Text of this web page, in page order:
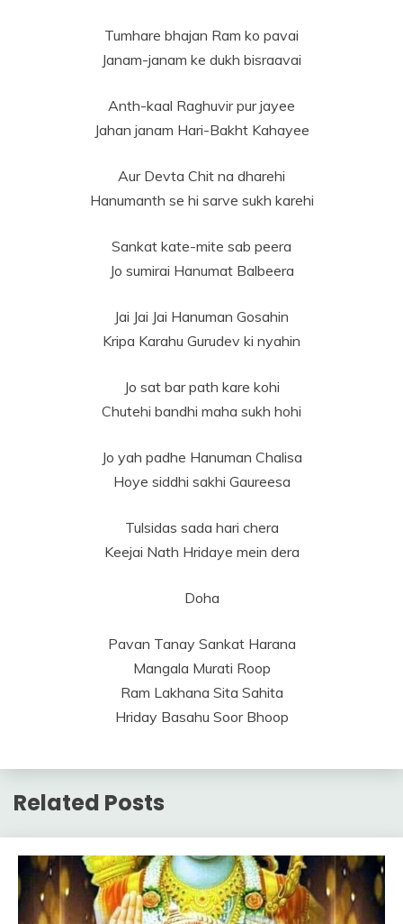
Tumhare bhajan Ram ko pavai
Janam-janam ke dukh bisraavai
Anth-kaal Raghuvir pur jayee
Jahan janam Hari-Bakht Kahayee
Aur Devta Chit na dharehi
Hanumanth se hi sarve sukh karehi
Sankat kate-mite sab peera
Jo sumirai Hanumat Balbeera
Jai Jai Jai Hanuman Gosahin
Kripa Karahu Gurudev ki nyahin
Jo sat bar path kare kohi
Chutehi bandhi maha sukh hohi
Jo yah padhe Hanuman Chalisa
Hoye siddhi sakhi Gaureesa
Tulsidas sada hari chera
Keejai Nath Hridaye mein dera
Doha
Pavan Tanay Sankat Harana
Mangala Murati Roop
Ram Lakhana Sita Sahita
Hriday Basahu Soor Bhoop
Related Posts